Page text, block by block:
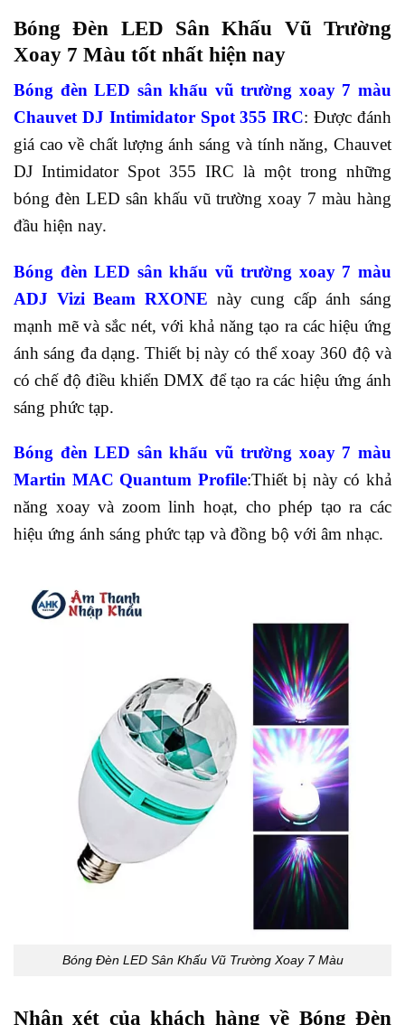
Bóng Đèn LED Sân Khấu Vũ Trường
Xoay 7 Màu tốt nhất hiện nay
Bóng đèn LED sân khấu vũ trường xoay 7 màu
Chauvet DJ Intimidator Spot 355 IRC: Được đánh
giá cao về chất lượng ánh sáng và tính năng, Chauvet
DJ Intimidator Spot 355 IRC là một trong những
bóng đèn LED sân khấu vũ trường xoay 7 màu hàng
đầu hiện nay.
Bóng đèn LED sân khấu vũ trường xoay 7 màu
ADJ Vizi Beam RXONE này cung cấp ánh sáng
mạnh mẽ và sắc nét, với khả năng tạo ra các hiệu ứng
ánh sáng đa dạng. Thiết bị này có thể xoay 360 độ và
có chế độ điều khiển DMX để tạo ra các hiệu ứng ánh
sáng phức tạp.
Bóng đèn LED sân khấu vũ trường xoay 7 màu
Martin MAC Quantum Profile:Thiết bị này có khả
năng xoay và zoom linh hoạt, cho phép tạo ra các
hiệu ứng ánh sáng phức tạp và đồng bộ với âm nhạc.
Bóng Đèn LED Sân Khấu Vũ Trường Xoay 7 Màu
Nhận xét của khách hàng về Bóng Đèn